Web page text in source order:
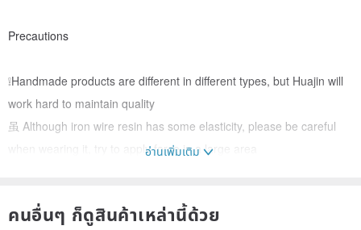
Precautions
❕Handmade products are different in different types, but Huajin will
work hard to maintain quality
虽 Although iron wire resin has some elasticity, please be careful
when wearing it, try to apply force in a large area
❕ Bubbles will inevitably be produced during production. It is not a
อ่านเพิ่มเติม
คนอื่นๆ ก็ดูสินค้าเหล่านี้ด้วย